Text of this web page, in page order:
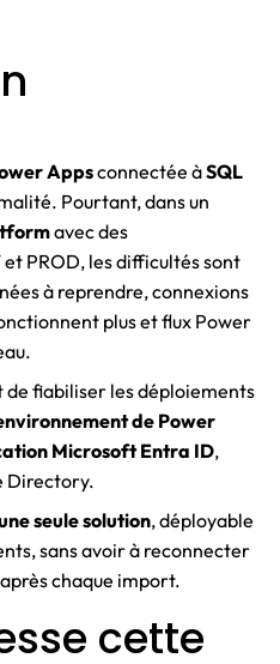
Appsconnectée àSQL
Pourtant, dans un
avec des
PROD, les difficultés sont
à reprendre, connexions
plus et flux Power
fiabiliser les déploiements
de Power
Microsoft Entra ID,
Directory.
seule solution, déployable
sans avoir à reconnecter
chaque import.
cette